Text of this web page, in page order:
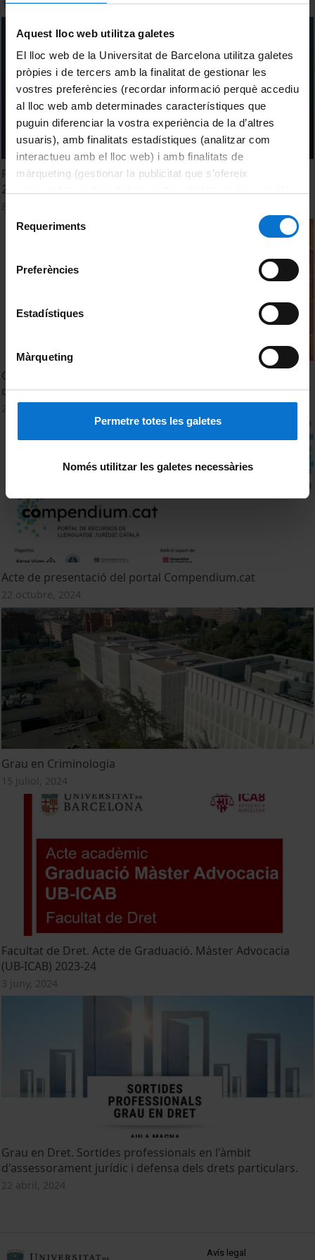
Aquest lloc web utilitza galetes
El lloc web de la Universitat de Barcelona utilitza galetes
pròpies i de tercers amb la finalitat de gestionar les
vostres preferències (recordar informació perquè accediu
al lloc web amb determinades característiques que
puguin diferenciar la vostra experiència de la d’altres
usuaris), amb finalitats estadístiques (analitzar com
interactueu amb el lloc web) i amb finalitats de
màrqueting (gestionar la publicitat que s’ofereix
consultar laPolítica de galetes del lloc web de la
Requeriments
Preferències
Estadístiques
Màrqueting
Permetre totes les galetes
Només utilitzar les galetes necessàries
13 octubre, 2025
Facultat de Dret. Acte de Graduació. Grau en Dret. Curs
2023-24. Sessió 8 de novembre
Graduació Grau Seguretat. Institut de Seguretat Pública
de Catalunya octubre 2024
Acte de presentació del portal Compendium.cat
22 octubre, 2024
Grau en Criminologia
15 juliol, 2024
Facultat de Dret. Acte de Graduació. Màster Advocacia
(UB-ICAB) 2023-24
3 juny, 2024
Grau en Dret. Sortides professionals en l'àmbit
d'assessorament jurídic i defensa dels drets particulars.
22 abril, 2024
MENÚ PEU 1
Avís legal